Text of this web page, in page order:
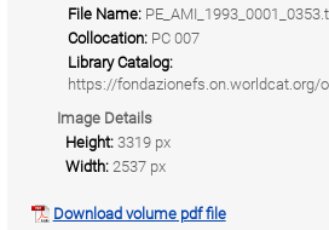
File Name:
Collocation: PC 007
Library Catalog:
https://fondazionefs.on.worldcat.org/
Image Details
Height: 3319 px
Width: 2537 px
Download volume pdf file